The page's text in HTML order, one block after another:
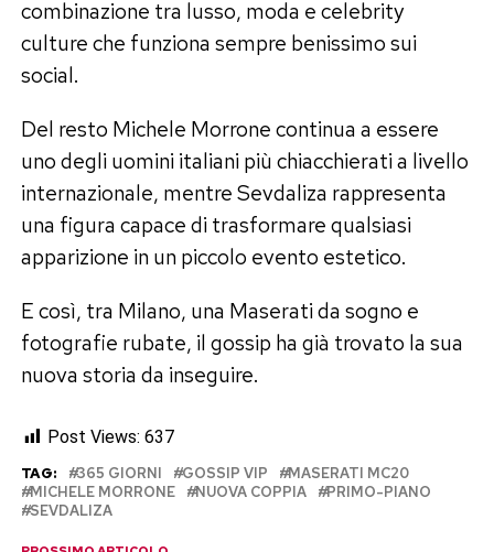
combinazione tra lusso, moda e celebrity
culture che funziona sempre benissimo sui
social.
Del resto Michele Morrone continua a essere
uno degli uomini italiani più chiacchierati a livello
internazionale, mentre Sevdaliza rappresenta
una figura capace di trasformare qualsiasi
apparizione in un piccolo evento estetico.
E così, tra Milano, una Maserati da sogno e
fotografie rubate, il gossip ha già trovato la sua
nuova storia da inseguire.
Post Views: 637
TAG: 365 GIORNI GOSSIP VIP
MASERATI MC20
MICHELE MORRONE
NUOVA COPPIA
PRIMO-PIANO
SEVDALIZA